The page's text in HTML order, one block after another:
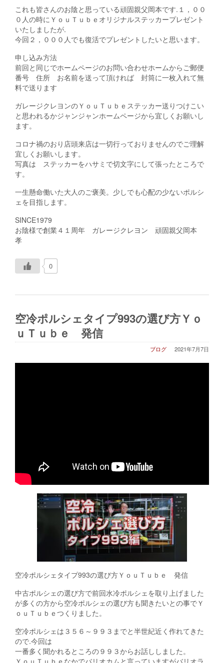
これも皆さんのお陰と思っている頑固親父岡本です.１，００
０人の時にＹｏｕＴｕｂｅオリジナルステッカープレゼント
いたしましたが.
今回２，０００人でも復活でプレゼントしたいと思います。
申し込み方法
前回と同じでホームページのお問い合わせホームからご郵便
番号 住所 お名前を送って頂ければ 封筒に一枚入れて無
料で送ります
ガレージクレヨンのＹｏｕＴｕｂｅステッカー送りつけこい
と思われるかジャンジャンホームページから宜しくお願いし
ます。
コロナ禍のおり店頭来店は一切行っておりませんのでご理解
宜しくお願いします。
写真は ステッカーをハサミで切文字にして張ったところで
す。
一生懸命働いた大人のご褒美。少しでも心配の少ないポルシ
ェを目指します。
SINCE1979
お陰様で創業４１周年 ガレージクレヨン 頑固親父岡本
孝
0
空冷ポルシェタイプ993の選び方Ｙｏ
ｕＴｕｂｅ 発信
2021年7月7日
ブログ
空冷ポルシェタイプ993の選び方ＹｏｕＴｕｂｅ 発信
中古ポルシェの選び方で前回水冷ポルシェを取り上げました
が多くの方から空冷ポルシェの選び方も聞きたいとの事でＹ
ｏｕＴｕｂｅつくりました。
空冷ポルシェは３５６～９９３までと半世紀近く作れてきた
ので.今回は
一番多く聞かれるところの９９３からお話ししました。
ＹｏｕＴｕｂｅなかでバリオカムと言っていますがバリオラ